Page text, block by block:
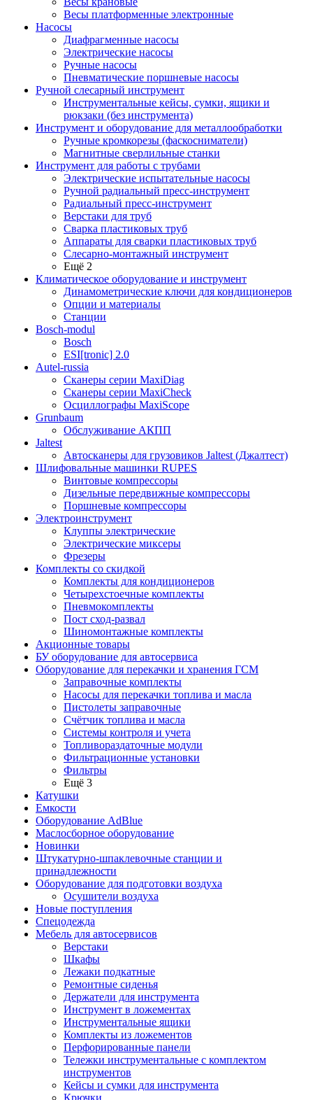
Весы платформенные электронные
Насосы
Диафрагменные насосы
Электрические насосы
Ручные насосы
Пневматические поршневые насосы
Ручной слесарный инструмент
Инструментальные кейсы, сумки, ящики и
рюкзаки (без инструмента)
Инструмент и оборудование для металлообработки
Ручные кромкорезы (фаскосниматели)
Магнитные сверлильные станки
Инструмент для работы с трубами
Электрические испытательные насосы
Ручной радиальный пресс-инструмент
Радиальный пресс-инструмент
Верстаки для труб
Сварка пластиковых труб
Аппараты для сварки пластиковых труб
Слесарно-монтажный инструмент
Ещё 2
Климатическое оборудование и инструмент
Динамометрические ключи для кондиционеров
Опции и материалы
Станции
Bosch-modul
Bosch
ESI[tronic] 2.0
Autel-russia
Сканеры серии MaxiDiag
Сканеры серии MaxiCheck
Осциллографы MaxiScope
Grunbaum
Обслуживание АКПП
Jaltest
Автосканеры для грузовиков Jaltest (Джалтест)
Шлифовальные машинки RUPES
Винтовые компрессоры
Дизельные передвижные компрессоры
Поршневые компрессоры
Электроинструмент
Клуппы электрические
Электрические миксеры
Фрезеры
Комплекты со скидкой
Комплекты для кондиционеров
Четырехстоечные комплекты
Пневмокомплекты
Пост сход-развал
Шиномонтажные комплекты
Акционные товары
БУ оборудование для автосервиса
Оборудование для перекачки и хранения ГСМ
Заправочные комплекты
Насосы для перекачки топлива и масла
Пистолеты заправочные
Счётчик топлива и масла
Системы контроля и учета
Топливораздаточные модули
Фильтрационные установки
Фильтры
Ещё 3
Катушки
Емкости
Оборудование AdBlue
Маслосборное оборудование
Новинки
Штукатурно-шпаклевочные станции и
принадлежности
Оборудование для подготовки воздуха
Осушители воздуха
Новые поступления
Спецодежда
Мебель для автосервисов
Верстаки
Шкафы
Лежаки подкатные
Ремонтные сиденья
Держатели для инструмента
Инструмент в ложементах
Инструментальные ящики
Комплекты из ложементов
Перфорированные панели
Тележки инструментальные с комплектом
инструментов
Кейсы и сумки для инструмента
Крючки